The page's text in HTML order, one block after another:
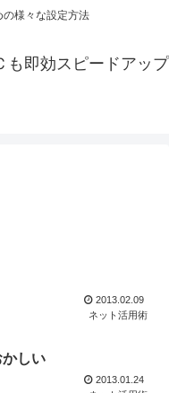
様々な設定方法
も即効スピードアップ
2013.02.09
ネット活用術
しい
2013.01.24